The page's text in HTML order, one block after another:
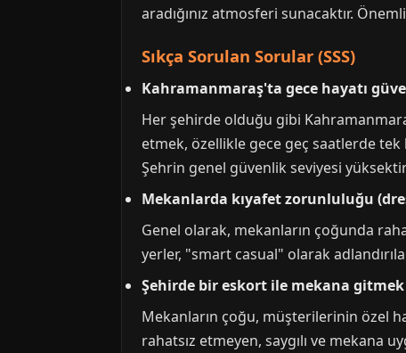
aradığınız atmosferi sunacaktır.
Sıkça Sorulan Sorular (SSS)
Kahramanmaraş'ta gece hayatı
Her şehirde olduğu gibi
etmek, özellikle gece geç saatlerde tek
Şehrin genel güvenlik seviyesi
Mekanlarda kıyafet zorunluluğu
Genel olarak, mekanların çoğunda
yerler, "smart casual" olarak
Şehirde bir eskort ile mekana gitmek
Mekanların çoğu, müşterilerinin özel
rahatsız etmeyen, saygılı ve mekana